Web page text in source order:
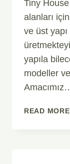
Tiny House
alanları
ve üst
yapıla
modeller
READ MORE